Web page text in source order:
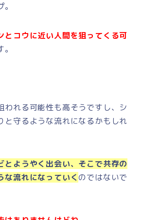
とコウに近い人間を狙ってくる可
われる可能性も高そうですし、シ
と守るような流れになるかもしれ
とようやく出会い、そこで共存の
な流れになっていく のではないで